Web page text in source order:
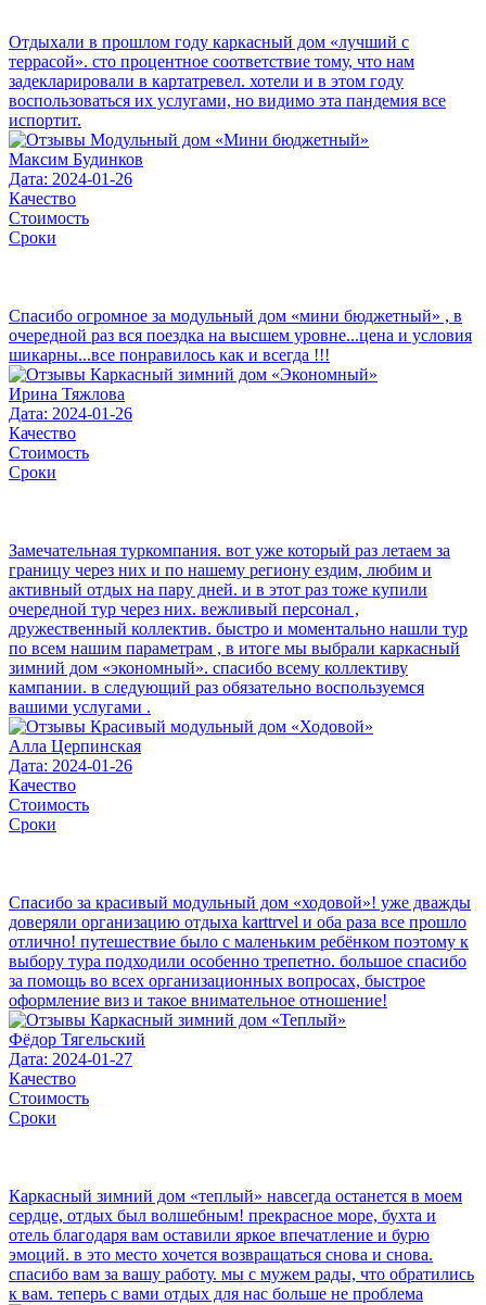
Отдыхали в прошлом году каркасный дом «лучший с
террасой». сто процентное соответствие тому, что нам
задекларировали в картатревел. хотели и в этом году
воспользоваться их услугами, но видимо эта пандемия все
испортит.
Максим Будинков
Дата: 2024-01-26
Качество
Стоимость
Сроки
Спасибо огромное за модульный дом «мини бюджетный» , в
очередной раз вся поездка на высшем уровне...цена и условия
шикарны...все понравилось как и всегда !!!
Ирина Тяжлова
Дата: 2024-01-26
Качество
Стоимость
Сроки
Замечательная туркомпания. вот уже который раз летаем за
границу через них и по нашему региону ездим, любим и
активный отдых на пару дней. и в этот раз тоже купили
очередной тур через них. вежливый персонал ,
дружественный коллектив. быстро и моментально нашли тур
по всем нашим параметрам , в итоге мы выбрали каркасный
зимний дом «экономный». спасибо всему коллективу
кампании. в следующий раз обязательно воспользуемся
вашими услугами .
Алла Церпинская
Дата: 2024-01-26
Качество
Стоимость
Сроки
Спасибо за красивый модульный дом «ходовой»! уже дважды
доверяли организацию отдыха karttrvel и оба раза все прошло
отлично! путешествие было с маленьким ребёнком поэтому к
выбору тура подходили особенно трепетно. большое спасибо
за помощь во всех организационных вопросах, быстрое
оформление виз и такое внимательное отношение!
Фёдор Тягельский
Дата: 2024-01-27
Качество
Стоимость
Сроки
Каркасный зимний дом «теплый» навсегда останется в моем
сердце, отдых был волшебным! прекрасное море, бухта и
отель благодаря вам оставили яркое впечатление и бурю
эмоций. в это место хочется возвращаться снова и снова.
спасибо вам за вашу работу. мы с мужем рады, что обратились
к вам. теперь с вами отдых для нас больше не проблема